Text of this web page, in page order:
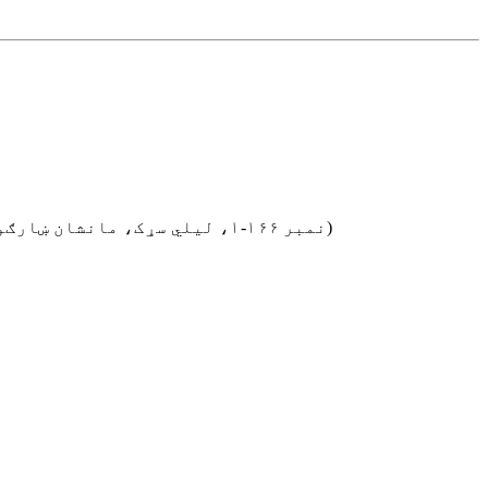
نمبر ۱۶۶-۱، لیلي سړک، مانشان ښارګوټی، د لینګانګ اقتصادي او تخنیکي پراختیا زون، ویهای ښار، د شانډونګ ولایت (د تولید ورکشاپ نمبر ۱-۲))